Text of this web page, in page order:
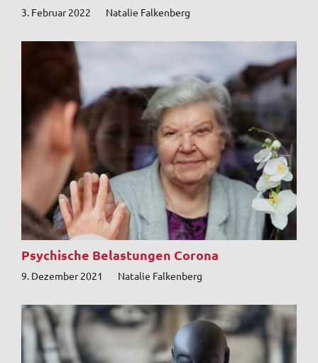
3. Februar 2022 Natalie Falkenberg
Psychische Belastungen Corona
9. Dezember 2021 Natalie Falkenberg